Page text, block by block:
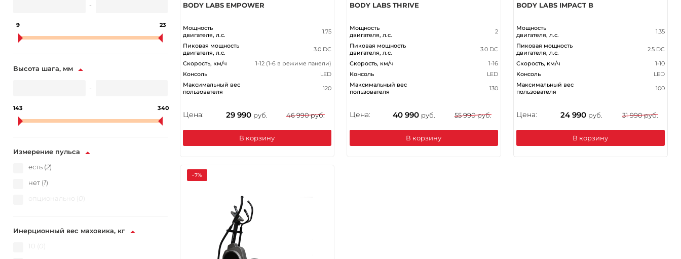
-
9 23
Высота шага, мм
-
143 340
Измерение пульса
есть (2)
нет (1)
опционально ( 0
Инерционный вес маховика, кг
10 ( 0
BODY LABS EMPOWER
Мощность
двигателя, л.с.
1.75
Пиковая мощность
двигателя, л.с.
3.0 DC
Скорость, км/ч
1-12 (1-6 в режиме панели)
Консоль
LED
Максимальный вес
пользователя
120
Цена: 29 990 руб. 46 990 руб.
В корзину
BODY LABS THRIVE
Мощность
двигателя, л.с.
2
Пиковая мощность
двигателя, л.с.
3.0 DC
Скорость, км/ч
1-16
Консоль
LED
Максимальный вес
пользователя
130
Цена: 40 990 руб. 55 990 руб.
В корзину
BODY LABS IMPACT B
Мощность
двигателя, л.с.
1.35
Пиковая мощность
двигателя, л.с.
2.5 DC
Скорость, км/ч
1-10
Консоль
LED
Максимальный вес
пользователя
100
Цена: 24 990 руб. 31 990 руб.
В корзину
-7%